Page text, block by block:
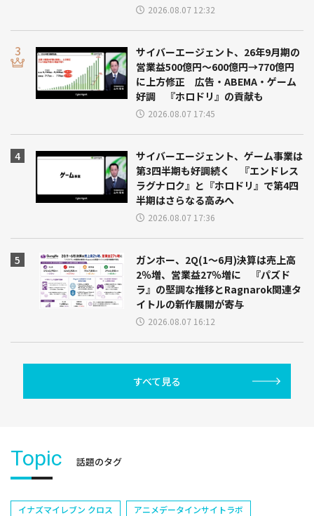
2026.08.07 12:32
サイバーエージェント、26年9月期の
営業益500億円～600億円→770億円
に上方修正 広告・ABEMA・ゲーム
好調 『ホロドリ』の貢献も
2026.08.07 17:45
サイバーエージェント、ゲーム事業は
第3四半期も好調続く 『エンドレス
ラグナロク』と『ホロドリ』で第4四
半期はさらなる高みへ
2026.08.07 17:36
ガンホー、2Q(1～6月)決算は売上高
2％増、営業益27％増に 『パズド
ラ』の堅調な推移とRagnarok関連タ
イトルの新作展開が寄与
2026.08.07 16:12
すべて見る
Topic 話題のタグ
イナズマイレブン クロス
アニメデータインサイトラボ